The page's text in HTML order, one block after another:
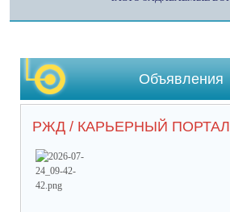
Объявления
РЖД / КАРЬЕРНЫЙ ПОРТАЛ